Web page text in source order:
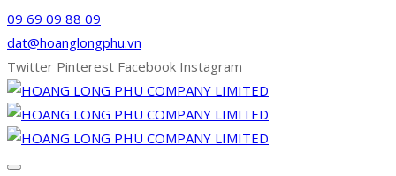
09 69 09 88 09
dat@hoanglongphu.vn
Twitter Pinterest Facebook Instagram